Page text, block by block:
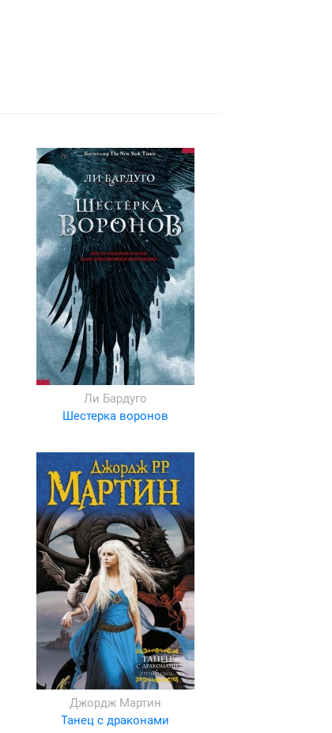
Ли Бардуго
Шестерка воронов
Джордж Мартин
Танец с драконами